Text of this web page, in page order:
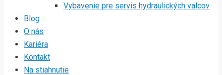
Vybavenie pre servis hydraulických valcov
Blog
O nás
Kariéra
Kontakt
Na stiahnutie